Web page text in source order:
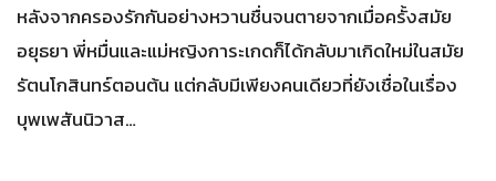
หลังจากครองรักกันอย่างหวานชื่นจนตายจากเมื่อครั้งสมัย
อยุธยา พี่หมื่นและแม่หญิงการะเกดก็ได้กลับมาเกิดใหม่ในสมัย
รัตนโกสินทร์ตอนต้น แต่กลับมีเพียงคนเดียวที่ยังเชื่อในเรื่อง
บุพเพสันนิวาส…